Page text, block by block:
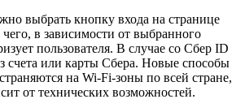
выбрать кнопку входа на странице
в зависимости от выбранного
пользователя. В случае со Сбер ID
счета или карты Сбера. Новые способы
на Wi-Fi-зоны по всей стране,
от технических возможностей.